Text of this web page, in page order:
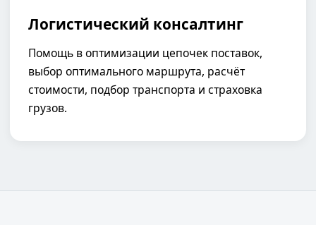
Логистический консалтинг
Помощь в оптимизации цепочек поставок,
выбор оптимального маршрута, расчёт
стоимости, подбор транспорта и страховка
грузов.